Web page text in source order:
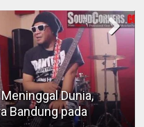
Dunia,
Bandung pada